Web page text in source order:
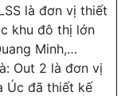
là đơn vị thiết
khu đô thị lớn
Minh,…
Out 2 là đơn vị
Úc đã thiết kế